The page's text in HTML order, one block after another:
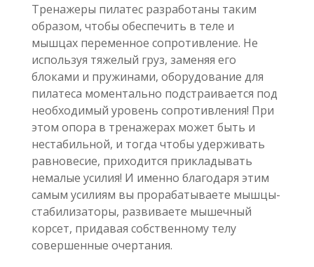
Тренажеры пилатес разработаны таким
образом, чтобы обеспечить в теле и
мышцах переменное сопротивление. Не
используя тяжелый груз, заменяя его
блоками и пружинами, оборудование для
пилатеса моментально подстраивается под
необходимый уровень сопротивления! При
этом опора в тренажерах может быть и
нестабильной, и тогда чтобы удерживать
равновесие, приходится прикладывать
немалые усилия! И именно благодаря этим
самым усилиям вы прорабатываете мышцы-
стабилизаторы, развиваете мышечный
корсет, придавая собственному телу
совершенные очертания.